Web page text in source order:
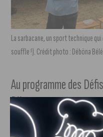
La sarbacane, un sport technique
souffle !). Crédit photo : Déböna Bélé
Au programme des
Dijon
Samedi 22